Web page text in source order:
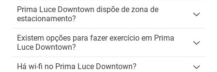
Prima Luce Downtown dispõe de zona de
estacionamento?
Existem opções para fazer exercício em Prima
Luce Downtown?
Há wi-fi no Prima Luce Downtown?